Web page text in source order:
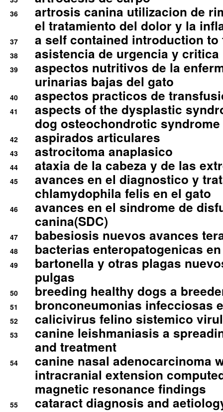
36
artrosis canina utilizacion de
el tratamiento del dolor y la
37 a self contained introduction
38 asistencia de urgencia y
39
aspectos nutritivos de la
urinarias bajas del gato
40 aspectos practicos de
41
aspects of the dysplastic
dog osteochondrotic syndrome
42 aspirados articulares
43 astrocitoma anaplasico
44 ataxia de la cabeza y de las
45
avances en el diagnostico y
chlamydophila felis en el gato
46
avances en el sindrome de
canina(SDC)
47 babesiosis nuevos avances
48 bacterias enteropatogenicas
49
bartonella y otras plagas
pulgas
50 breeding healthy dogs a
51 bronconeumonias infecciosas
52 calicivirus felino sistemico
53
canine leishmaniasis a
and treatment
54
canine nasal adenocarcinoma
intracranial extension
magnetic resonance findings
55 cataract diagnosis and